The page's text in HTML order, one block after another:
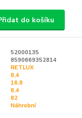
do košíku
52000135
8590669352814
RETLUX
8,4
16,8
8,4
82
Náhrobní